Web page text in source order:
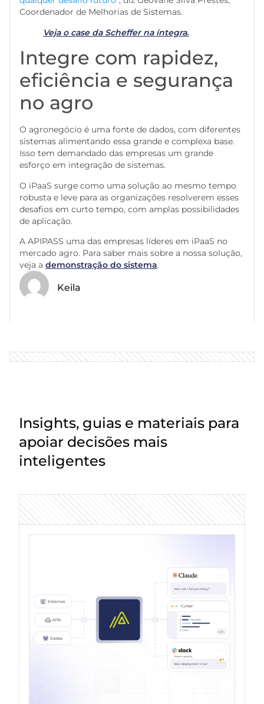
Coordenador de Melhorias de Sistemas.
Veja o case da Scheffer na íntegra.
Integre com rapidez,
eficiência e segurança
no agro
O agronegócio é uma fonte de dados, com diferentes
sistemas alimentando essa grande e complexa base.
Isso tem demandado das empresas um grande
esforço em integração de sistemas.
O iPaaS surge como uma solução ao mesmo tempo
robusta e leve para as organizações resolverem esses
desafios em curto tempo, com amplas possibilidades
de aplicação.
A APIPASS uma das empresas líderes em iPaaS no
mercado agro. Para saber mais sobre a nossa solução,
veja a demonstração do sistema.
Keila
Insights, guias e materiais para
apoiar decisões mais
inteligentes